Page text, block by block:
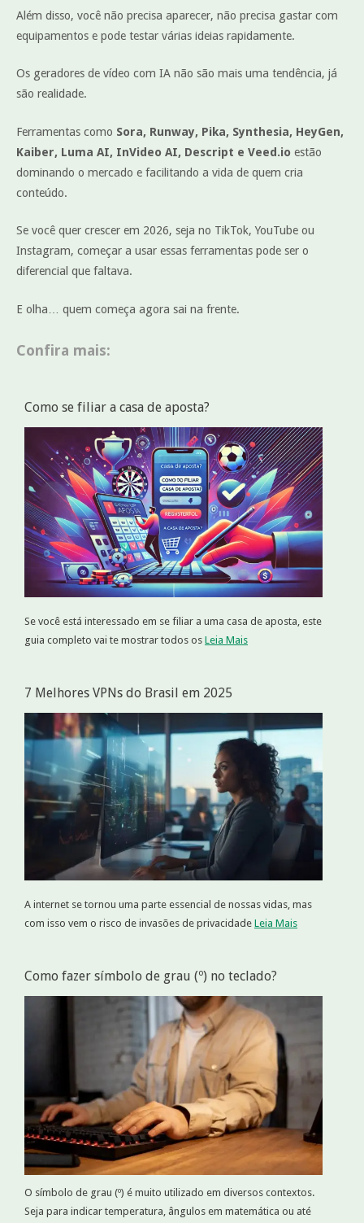
Além disso, você não precisa aparecer, não precisa gastar com
equipamentos e pode testar várias ideias rapidamente.
Os geradores de vídeo com IA não são mais uma tendência, já
são realidade.
Ferramentas como Sora, Runway, Pika, Synthesia, HeyGen,
Kaiber, Luma AI, InVideo AI, Descript e Veed.io estão
dominando o mercado e facilitando a vida de quem cria
conteúdo.
Se você quer crescer em 2026, seja no TikTok, YouTube ou
Instagram, começar a usar essas ferramentas pode ser o
diferencial que faltava.
E olha… quem começa agora sai na frente.
Confira mais:
Como se filiar a casa de aposta?
Se você está interessado em se filiar a uma casa de aposta, este
guia completo vai te mostrar todos os Leia Mais
7 Melhores VPNs do Brasil em 2025
A internet se tornou uma parte essencial de nossas vidas, mas
com isso vem o risco de invasões de privacidade Leia Mais
Como fazer símbolo de grau (º) no teclado?
O símbolo de grau (º) é muito utilizado em diversos contextos.
Seja para indicar temperatura, ângulos em matemática ou até